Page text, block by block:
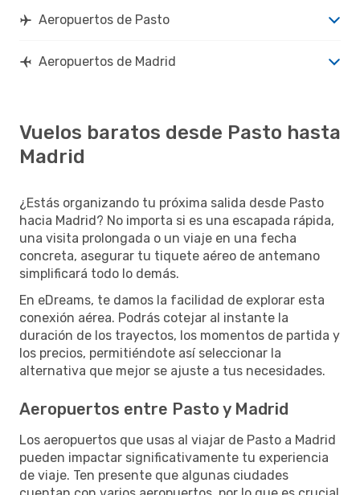
Aeropuertos de Pasto
Aeropuertos de Madrid
Vuelos baratos desde Pasto hasta
Madrid
¿Estás organizando tu próxima salida desde Pasto
hacia Madrid? No importa si es una escapada rápida,
una visita prolongada o un viaje en una fecha
concreta, asegurar tu tiquete aéreo de antemano
simplificará todo lo demás.
En eDreams, te damos la facilidad de explorar esta
conexión aérea. Podrás cotejar al instante la
duración de los trayectos, los momentos de partida y
los precios, permitiéndote así seleccionar la
alternativa que mejor se ajuste a tus necesidades.
Aeropuertos entre Pasto y Madrid
Los aeropuertos que usas al viajar de Pasto a Madrid
pueden impactar significativamente tu experiencia
de viaje. Ten presente que algunas ciudades